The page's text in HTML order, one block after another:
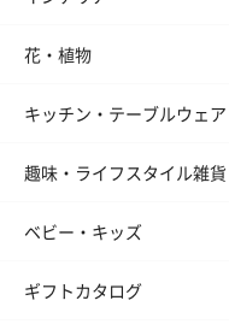
花・植物
キッチン・テーブルウェア
趣味・ライフスタイル雑貨
ベビー・キッズ
ギフトカタログ